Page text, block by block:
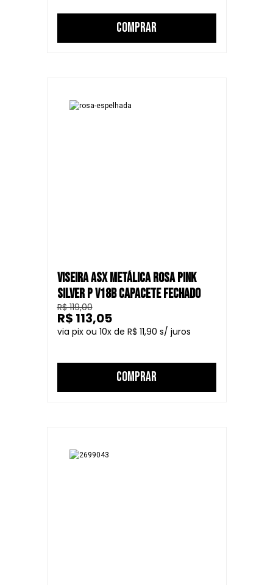
COMPRAR
VISEIRA ASX METÁLICA ROSA PINK
SILVER P V18B CAPACETE FECHADO
R$ 119,00
10
R$ 11,90
R$ 113,05
COMPRAR